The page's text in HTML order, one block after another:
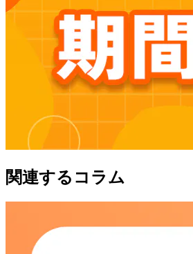
関連するコラム